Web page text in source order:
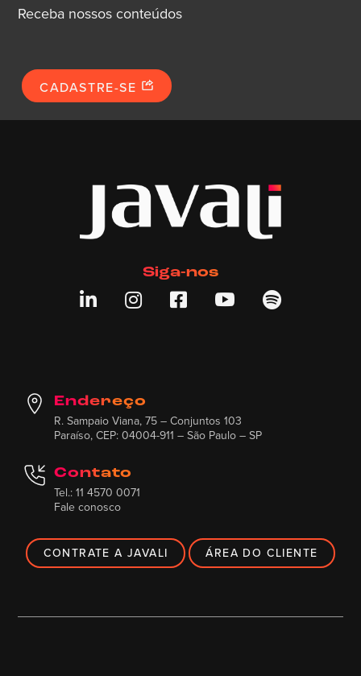
Receba nossos conteúdos
CADASTRE-SE
Siga-nos
    
Endereço
R. Sampaio Viana, 75 – Conjuntos 103
Paraíso, CEP: 04004-911 – São Paulo – SP
Contato
Tel.: 11 4570 0071
Fale conosco
CONTRATE A JAVALI ÁREA DO CLIENTE